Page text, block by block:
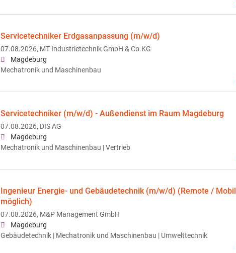
Servicetechniker Erdgasanpassung (m/w/d)
07.08.2026, MT Industrietechnik GmbH & Co.KG
Magdeburg
Mechatronik und Maschinenbau
Servicetechniker (m/w/d) - Außendienst im Raum Magdeburg
07.08.2026, DIS AG
Magdeburg
Mechatronik und Maschinenbau | Vertrieb
Ingenieur Energie- und Gebäudetechnik (m/w/d) (Remote / Mobil
möglich)
07.08.2026, M&P Management GmbH
Magdeburg
Gebäudetechnik | Mechatronik und Maschinenbau | Umwelttechnik